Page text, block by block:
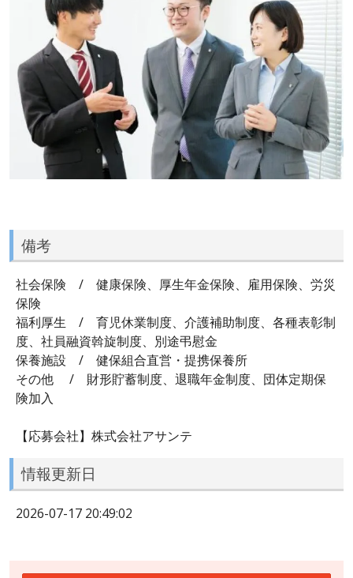
備考
社会保険 / 健康保険、厚生年金保険、雇用保険、労災
保険
福利厚生 / 育児休業制度、介護補助制度、各種表彰制
度、社員融資斡旋制度、別途弔慰金
保養施設 / 健保組合直営・提携保養所
その他 / 財形貯蓄制度、退職年金制度、団体定期保
険加入
【応募会社】株式会社アサンテ
情報更新日
2026-07-17 20:49:02